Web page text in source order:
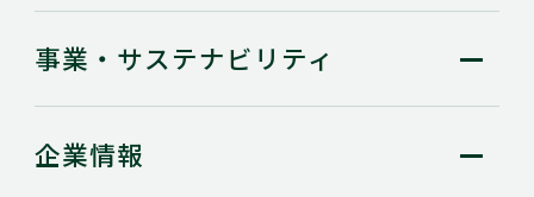
事業・ サステナビリティ
企業情報